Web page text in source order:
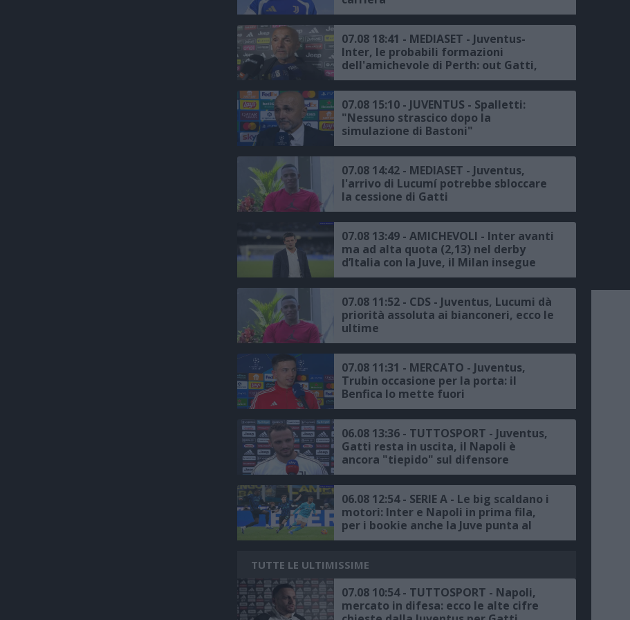
07.08 18:41 - MEDIASET - Juventus-
Inter, le probabili formazioni
dell'amichevole di Perth: out Gatti,
Pio-Idrissou coppia confermata
07.08 15:10 - JUVENTUS - Spalletti:
"Nessuno strascico dopo la
simulazione di Bastoni"
07.08 14:42 - MEDIASET - Juventus,
l'arrivo di Lucumí potrebbe sbloccare
la cessione di Gatti
07.08 13:49 - AMICHEVOLI - Inter avanti
ma ad alta quota (2,13) nel derby
d’Italia con la Juve, il Milan insegue
contro il Chelsea
07.08 11:52 - CDS - Juventus, Lucumi dà
priorità assoluta ai bianconeri, ecco le
ultime
07.08 11:31 - MERCATO - Juventus,
Trubin occasione per la porta: il
Benfica lo mette fuori
06.08 13:36 - TUTTOSPORT - Juventus,
Gatti resta in uscita, il Napoli è
ancora "tiepido" sul difensore
06.08 12:54 - SERIE A - Le big scaldano i
motori: Inter e Napoli in prima fila,
per i bookie anche la Juve punta al
podio
TUTTE LE ULTIMISSIME
07.08 10:54 - TUTTOSPORT - Napoli,
mercato in difesa: ecco le alte cifre